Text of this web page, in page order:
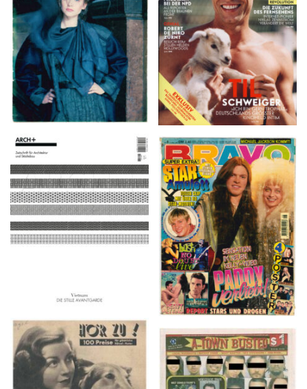
ARCH+ Nr. 226, Herbst
2016
BRAVO – Nr. 8, 13. Febr.
1997
HÖR ZU! – 1949,
NUMMER 10, Woche
A-TOWN BUSTED –
8/15/16–9/1/16